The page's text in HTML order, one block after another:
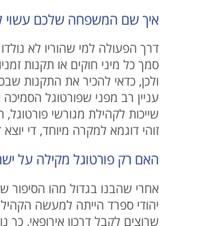
איך שם המשפחה שלכם עשוי
דרך הפעולה למי שהוריו לא
סמך כל מיני חוקים או תקנות
ולכן, כדאי להכיר את התקנות
עניין רב מפני שפורטוגל
שייכות לקהילת מגורשי
זוהי דוגמא למקרה מיוחד, די
האם רק פורטוגל מקילה על
אחרי שהבנו בגדול מהו הסיפור
יהודי ספרד הייתה למעשה
שרוצים לקבל דרכון אירופאי,